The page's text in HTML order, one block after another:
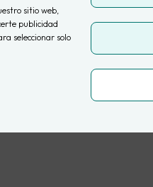
sitio web,
publicidad
seleccionar solo